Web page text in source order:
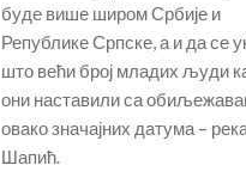
буде више широм Србије и
Републике Српске, а и да се
што већи број младих људи
они наставили са
овако значајних датума –
Шапић.